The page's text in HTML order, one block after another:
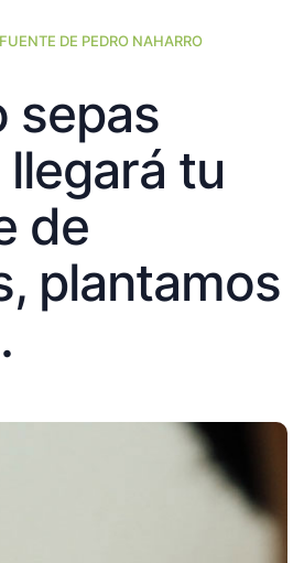
DE PEDRO NAHARRO
sepas
tu
de
plantamos